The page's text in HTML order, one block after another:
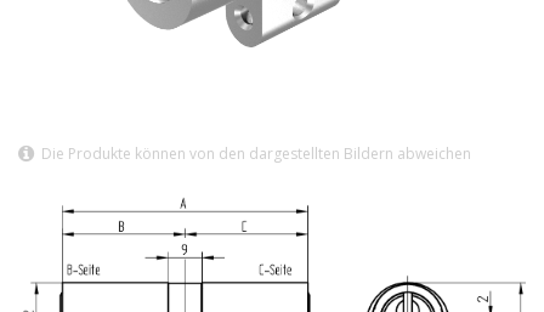
Die Produkte können von den dargestellten Bildern abweichen